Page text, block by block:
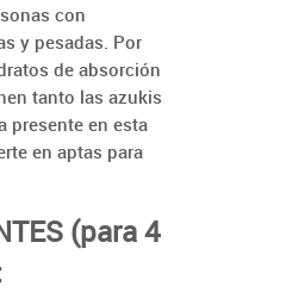
con
y pesadas. Por
de absorción
tanto las azukis
presente en esta
en aptas para
(para 4